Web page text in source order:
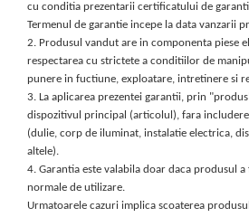
cu conditia prezentarii certificatului de
Termenul de garantie incepe la data vanzarii
2. Produsul vandut are in componenta piese
respectarea cu strictete a conditiilor de
punere in fuctiune, exploatare, intretinere si
3. La aplicarea prezentei garantii, prin
dispozitivul principal (articolul), fara
(dulie, corp de iluminat, instalatie electrica,
altele).
4. Garantia este valabila doar daca produsul
normale de utilizare.
Urmatoarele cazuri implica scoaterea